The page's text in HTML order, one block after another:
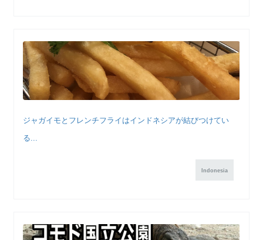
ジャガイモとフレンチフライはインドネシアが結びつけてい
る...
Indonesia